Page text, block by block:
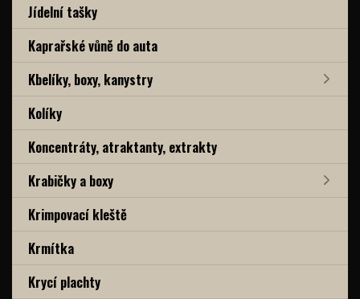
Jídelní tašky
Kaprařské vůně do auta
Kbelíky, boxy, kanystry
Kolíky
Koncentráty, atraktanty, extrakty
Krabičky a boxy
Krimpovací kleště
Krmítka
Krycí plachty